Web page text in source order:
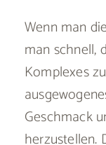
Wenn man
man schnell,
Komplexes
Geschmack
herzustellen.